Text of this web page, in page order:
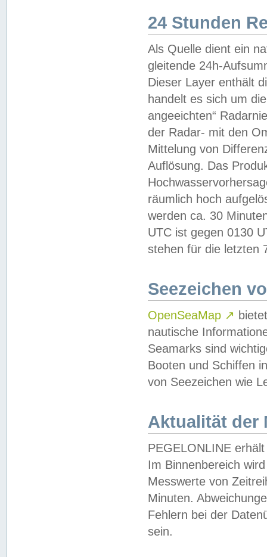
24 Stunden
Als Quelle dient ein
gleitende 24h-
Dieser Layer enthält
handelt es sich um
angeeichten“
der Radar- mit den
Mittelung von
Auflösung. Das
räumlich hoch
werden ca. 30
UTC ist gegen 0130
stehen für die letzten
Seezeichen
OpenSeaMap ↗
nautische
Seamarks sind
Booten und Schiffen
von Seezeichen wie
Aktualität der
PEGELONLINE
Im Binnenbereich
Messwerte von
Minuten.
Fehlern bei der
sein.